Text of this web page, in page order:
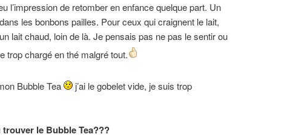
l’impression de retomber en enfance quelque part. Un
les bonbons pailles. Pour ceux qui craignent le lait,
lait chaud, loin de là. Je pensais pas ne pas le sentir ou
trop chargé en thé malgré tout.
Bubble Tea
j’ai le gobelet vide, je suis trop
trouver le Bubble Tea???